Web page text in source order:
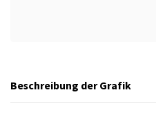
Beschreibung der Grafik